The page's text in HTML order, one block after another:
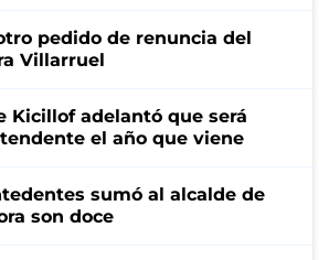
pedido de renuncia del
Villarruel
Kicillof adelantó que será
el año que viene
sumó al alcalde de
son doce